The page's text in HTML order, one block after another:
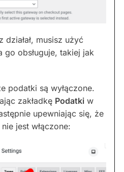
musisz użyć
go obsługuje, takiej jak
podatki są wyłączone.
zakładkę Podatki w
upewniając się, że
jest włączone: